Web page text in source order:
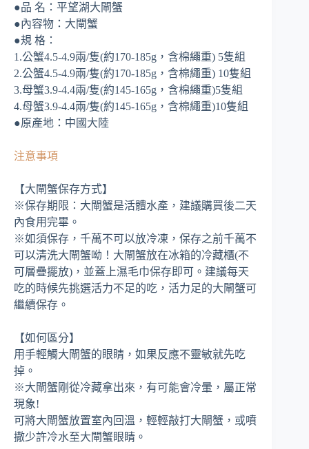
●品 名：平望湖大閘蟹
●內容物：大閘蟹
●規 格：
1.公蟹4.5-4.9兩/隻(約170-185g，含棉繩重) 5隻組
2.公蟹4.5-4.9兩/隻(約170-185g，含棉繩重) 10隻組
3.母蟹3.9-4.4兩/隻(約145-165g，含棉繩重)5隻組
4.母蟹3.9-4.4兩/隻(約145-165g，含棉繩重)10隻組
●原產地：中國大陸
注意事項
【大閘蟹保存方式】
※保存期限：大閘蟹是活體水產，建議購買後二天
內食用完畢。
※如須保存，千萬不可以放冷凍，保存之前千萬不
可以清洗大閘蟹呦！大閘蟹放在冰箱的冷藏櫃(不
可層疊擺放)，並蓋上濕毛巾保存即可。建議每天
吃的時候先挑選活力不足的吃，活力足的大閘蟹可
繼續保存。
【如何區分】
用手輕觸大閘蟹的眼睛，如果反應不靈敏就先吃
掉。
※大閘蟹剛從冷藏拿出來，有可能會冷暈，屬正常
現象!
可將大閘蟹放置室內回溫，輕輕敲打大閘蟹，或噴
撒少許冷水至大閘蟹眼睛。